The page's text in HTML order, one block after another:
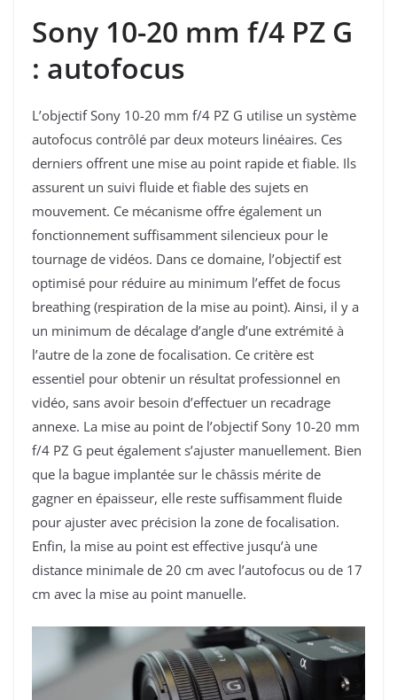
Sony 10-20 mm f/4 PZ G
: autofocus
L’objectif Sony 10-20 mm f/4 PZ G utilise un système
autofocus contrôlé par deux moteurs linéaires. Ces
derniers offrent une mise au point rapide et fiable. Ils
assurent un suivi fluide et fiable des sujets en
mouvement. Ce mécanisme offre également un
fonctionnement suffisamment silencieux pour le
tournage de vidéos. Dans ce domaine, l’objectif est
optimisé pour réduire au minimum l’effet de focus
breathing (respiration de la mise au point). Ainsi, il y a
un minimum de décalage d’angle d’une extrémité à
l’autre de la zone de focalisation. Ce critère est
essentiel pour obtenir un résultat professionnel en
vidéo, sans avoir besoin d’effectuer un recadrage
annexe. La mise au point de l’objectif Sony 10-20 mm
f/4 PZ G peut également s’ajuster manuellement. Bien
que la bague implantée sur le châssis mérite de
gagner en épaisseur, elle reste suffisamment fluide
pour ajuster avec précision la zone de focalisation.
Enfin, la mise au point est effective jusqu’à une
distance minimale de 20 cm avec l’autofocus ou de 17
cm avec la mise au point manuelle.